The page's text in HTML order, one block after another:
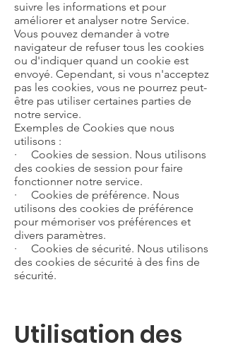
suivre les informations et pour
améliorer et analyser notre Service.
Vous pouvez demander à votre
navigateur de refuser tous les cookies
ou d'indiquer quand un cookie est
envoyé. Cependant, si vous n'acceptez
pas les cookies, vous ne pourrez peut-
être pas utiliser certaines parties de
notre service.
Exemples de Cookies que nous
utilisons :
· Cookies de session. Nous utilisons
des cookies de session pour faire
fonctionner notre service.
· Cookies de préférence. Nous
utilisons des cookies de préférence
pour mémoriser vos préférences et
divers paramètres.
· Cookies de sécurité. Nous utilisons
des cookies de sécurité à des fins de
sécurité.
Utilisation des